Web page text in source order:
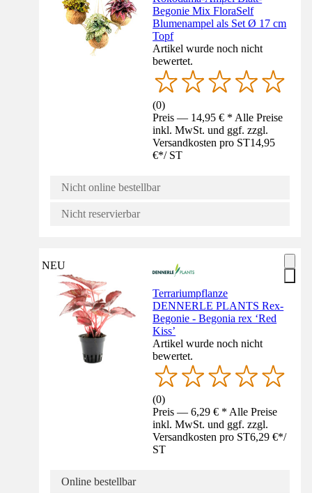
Begonie Mix FloraSelf
Blumenampel als Set Ø 17 cm
Topf
Artikel wurde noch nicht
bewertet.
(0)
Preis — 14,95 € * Alle Preise
inkl. MwSt. und ggf. zzgl.
Versandkosten pro ST14,95
€*/ ST
Nicht online bestellbar
Nicht reservierbar
NEU
Terrariumpflanze
DENNERLE PLANTS Rex-
Begonie - Begonia rex ‘Red
Kiss’
Artikel wurde noch nicht
bewertet.
(0)
Preis — 6,29 € * Alle Preise
inkl. MwSt. und ggf. zzgl.
Versandkosten pro ST6,29 €*/
ST
Online bestellbar